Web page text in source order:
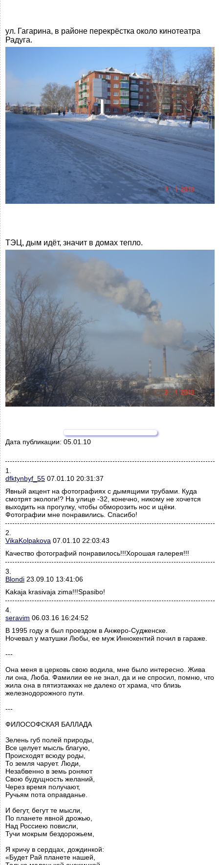
ул. Гагарина, в районе перекрёстка около кинотеатра
Радуга.
ТЭЦ, дым идёт, значит в домах тепло.
Дата публикации: 05.01.10
1.
dfktynbyf_55 07.01.10 20:31:37
Явный акцент на фотографиях с дымящими трубами. Куда
смотрят экологи!? На улице -32, конечно, никому не хочется
выходить на прогулку, чтобы обморозить нос и щёки.
Фотографии мне понравились. Спасибо!
2.
VikaKolpakova 07.01.10 22:03:43
Качество фотографий понравилось!!!Хорошая галерея!!!
3.
Blondi 23.09.10 13:41:06
Kakaja krasivaja zima!!!Spasibo!
4.
seravim 06.03.16 16:24:52
В 1995 году я был проездом в Анжеро-Судженске.
Ночевал у матушки Любы, ее муж Иннокентий почил в гараже.
---
Она меня в церковь свою водила, мне было интересно. Жива
ли она, Люба. Фамилии ее не знал, да и не спросил, помню, что
жила она в пятиэтажках не далеко от храма, что близь
железнодорожного пути.
---
ФИЛОСОФСКАЯ БАЛЛАДА
Зелень губ полей природы,
Все целует мысль благую,
Происходят всюду роды,
То земля чарует. Люди,
Незабвенно в земь роняют
Свою будущность желаний,
Через время получают,
Ручьям пота оправданье.
И бегут, бегут те мысли,
По планете явной дрожью,
Над Россиею повисли,
Тучи мокрым бездорожьем,
Я кричу в сердцах, дождинкой:
«Будет Рай планете нашей,